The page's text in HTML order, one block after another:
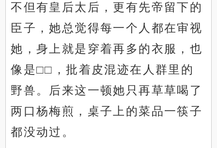
不但有皇后太后，更有先帝留下的
臣子，她总觉得每一个人都在审视
她，身上就是穿着再多的衣服，也
像是□□，批着皮混迹在人群里的
野兽。后来这一顿她只再草草喝了
两口杨梅煎，桌子上的菜品一筷子
都没动过。